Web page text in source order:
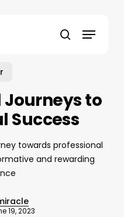
search
Menu
Journeys to
Success
towards professional
and rewarding
19, 2023